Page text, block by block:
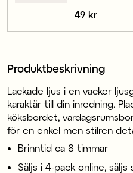
Pris:49 kr
49 kr
Produktbeskrivning
Lackade ljus i en vacker
karaktär till din inredning.
köksbordet,
för en enkel men stilren
Brinntid ca 8 timmar
Säljs i 4-pack online,